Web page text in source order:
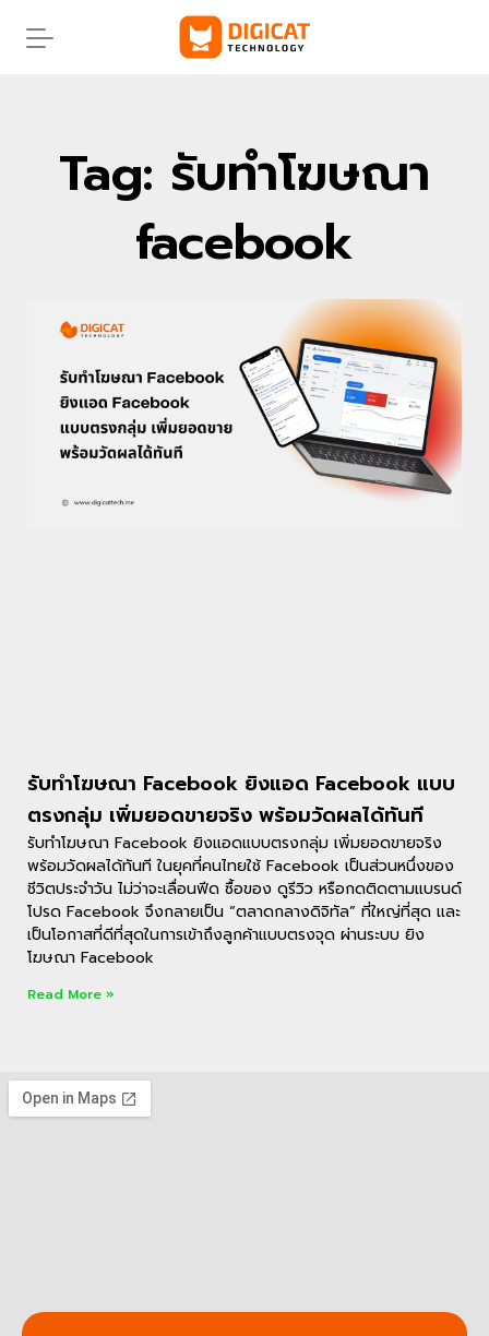
Tag: รับทําโฆษณา
facebook
รับทําโฆษณา Facebook ยิงแอด Facebook แบบ
ตรงกลุ่ม เพิ่มยอดขายจริง พร้อมวัดผลได้ทันที
รับทําโฆษณา Facebook ยิงแอดแบบตรงกลุ่ม เพิ่มยอดขายจริง
พร้อมวัดผลได้ทันที ในยุคที่คนไทยใช้ Facebook เป็นส่วนหนึ่งของ
ชีวิตประจำวัน ไม่ว่าจะเลื่อนฟีด ซื้อของ ดูรีวิว หรือกดติดตามแบรนด์
โปรด Facebook จึงกลายเป็น “ตลาดกลางดิจิทัล” ที่ใหญ่ที่สุด และ
เป็นโอกาสที่ดีที่สุดในการเข้าถึงลูกค้าแบบตรงจุด ผ่านระบบ ยิง
โฆษณา Facebook
Read More »